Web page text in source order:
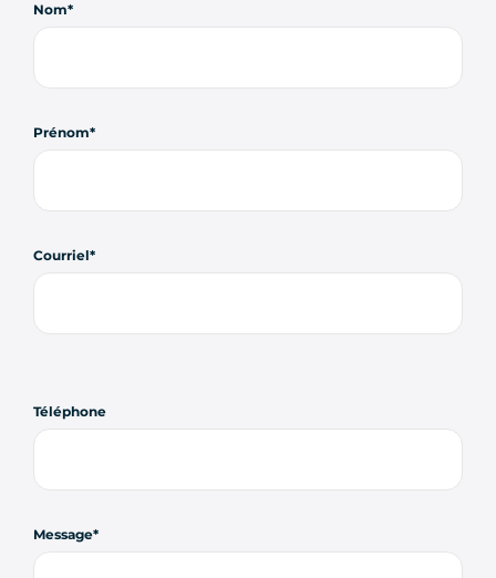
Nom
Prénom
Courriel
Téléphone
Message